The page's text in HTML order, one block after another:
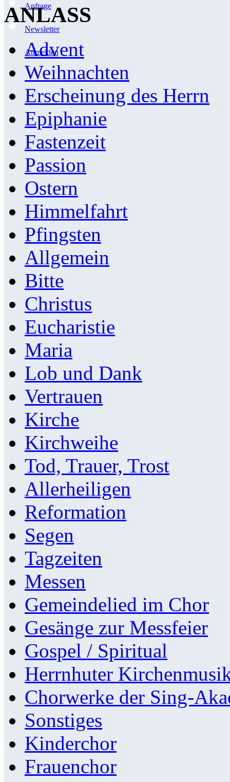
Anfrage
Newsletter
Anmelden
ANLASS
Advent
Weihnachten
Erscheinung des Herrn
Epiphanie
Fastenzeit
Passion
Ostern
Himmelfahrt
Pfingsten
Allgemein
Bitte
Christus
Eucharistie
Maria
Lob und Dank
Vertrauen
Kirche
Kirchweihe
Tod, Trauer, Trost
Allerheiligen
Reformation
Segen
Tagzeiten
Messen
Gemeindelied im Chor
Gesänge zur Messfeier
Gospel / Spiritual
Herrnhuter
Chorwerke der Sing-
Sonstiges
Kinderchor
Frauenchor